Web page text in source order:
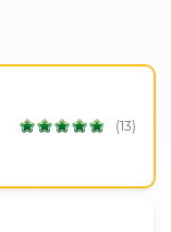
(13)